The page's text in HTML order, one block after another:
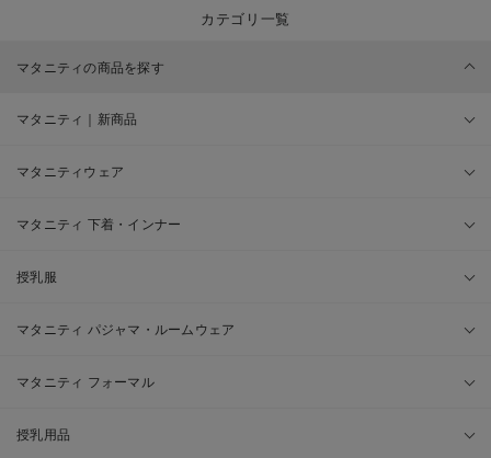
カテゴリ一覧
マタニティの商品を探す
マタニティ｜新商品
マタニティウェア
マタニティ 下着・インナー
授乳服
マタニティ パジャマ・ルームウェア
マタニティ フォーマル
授乳用品